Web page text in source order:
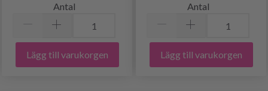
Antal
Lägg till varukorgen
Antal
Lägg till varukorgen